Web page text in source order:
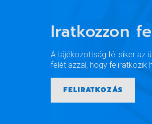
Iratkozzon
A tájékozottság fél siker az
felét azzal, hogy feliratkozik
FELIRATKOZÁS